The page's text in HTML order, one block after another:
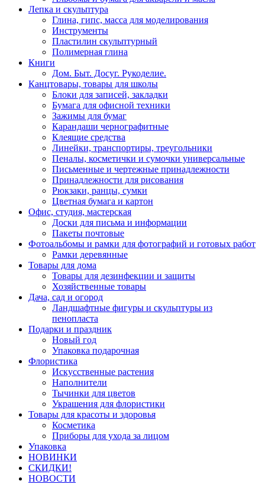
Лепка и скульптура
Глина, гипс, масса для моделирования
Инструменты
Пластилин скульптурный
Полимерная глина
Книги
Дом. Быт. Досуг. Рукоделие.
Канцтовары, товары для школы
Блоки для записей, закладки
Бумага для офисной техники
Зажимы для бумаг
Карандаши чернографитные
Клеящие средства
Линейки, транспортиры, треугольники
Пеналы, косметички и сумочки универсальные
Письменные и чертежные принадлежности
Принадлежности для рисования
Рюкзаки, ранцы, сумки
Цветная бумага и картон
Офис, студия, мастерская
Доски для письма и информации
Пакеты почтовые
Фотоальбомы и рамки для фотографий и готовых работ
Рамки деревянные
Товары для дома
Товары для дезинфекции и защиты
Хозяйственные товары
Дача, сад и огород
Ландшафтные фигуры и скульптуры из
пенопласта
Подарки и праздник
Новый год
Упаковка подарочная
Флористика
Искусственные растения
Наполнители
Тычинки для цветов
Украшения для флористики
Товары для красоты и здоровья
Косметика
Приборы для ухода за лицом
Упаковка
НОВИНКИ
СКИДКИ!
НОВОСТИ